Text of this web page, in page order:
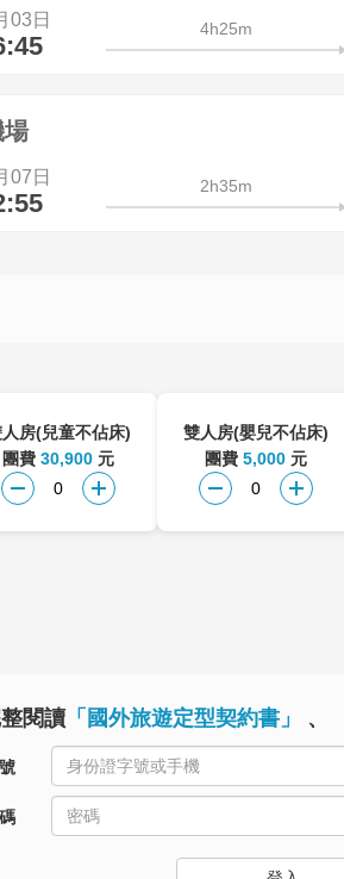
03日 4h25m
場
07日 2h35m
房(兒童不佔床)
團費30,900 元
雙人房(嬰兒不佔床)
團費5,000 元
閱讀「國外旅遊定型契約書」 、